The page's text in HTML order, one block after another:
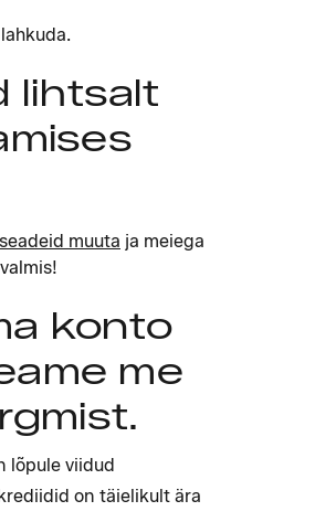
lihtsalt
muuta ja meiega
konto
me
lõpule viidud
on täielikult ära